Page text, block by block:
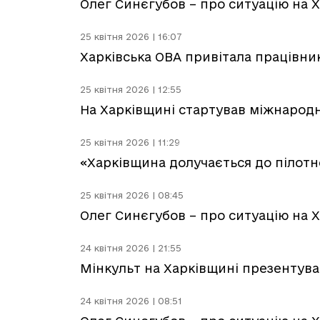
Олег Синєгубов – про ситуацію на
25 квітня 2026 | 16:07
Харківська ОВА привітала
25 квітня 2026 | 12:55
На Харківщині стартував
25 квітня 2026 | 11:29
«Харківщина долучається до
25 квітня 2026 | 08:45
Олег Синєгубов – про ситуацію на
24 квітня 2026 | 21:55
Мінкульт на Харківщині
24 квітня 2026 | 08:51